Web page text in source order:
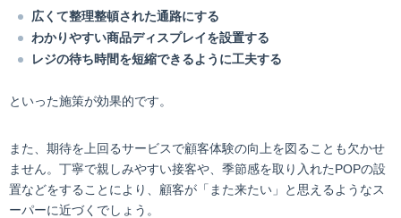
広くて整理整頓された通路にする
わかりやすい商品ディスプレイを設置する
レジの待ち時間を短縮できるように工夫する
といった施策が効果的です。
また、期待を上回るサービスで顧客体験の向上を図ることも欠かせ
ません。丁寧で親しみやすい接客や、季節感を取り入れたPOPの設
置などをすることにより、顧客が「また来たい」と思えるようなス
ーパーに近づくでしょう。